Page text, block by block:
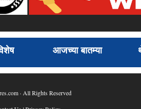
आजच्या बातम्या
· All Rights Reserved